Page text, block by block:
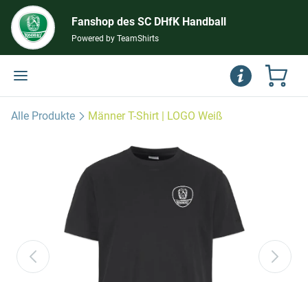
Fanshop des SC DHfK Handball
Powered by TeamShirts
Alle Produkte Männer T-Shirt | LOGO Weiß